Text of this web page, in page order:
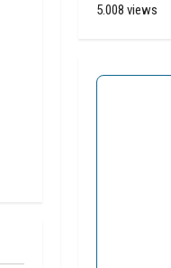
5.008 views